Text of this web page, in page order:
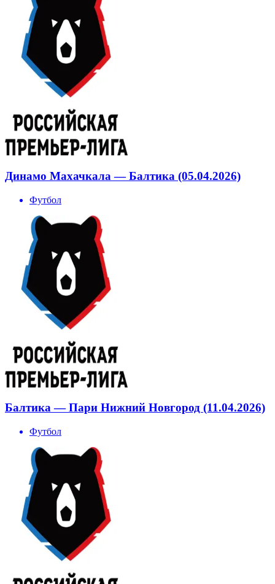
Динамо Махачкала — Балтика (05.04.2026)
Футбол
Балтика — Пари Нижний Новгород (11.04.2026)
Футбол